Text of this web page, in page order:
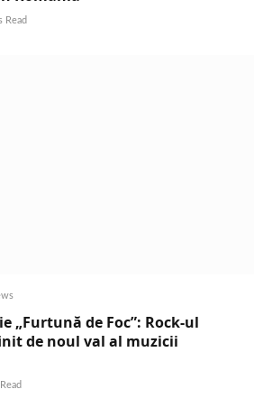
Read
„Furtună de Foc”: Rock-ul
de noul val al muzicii